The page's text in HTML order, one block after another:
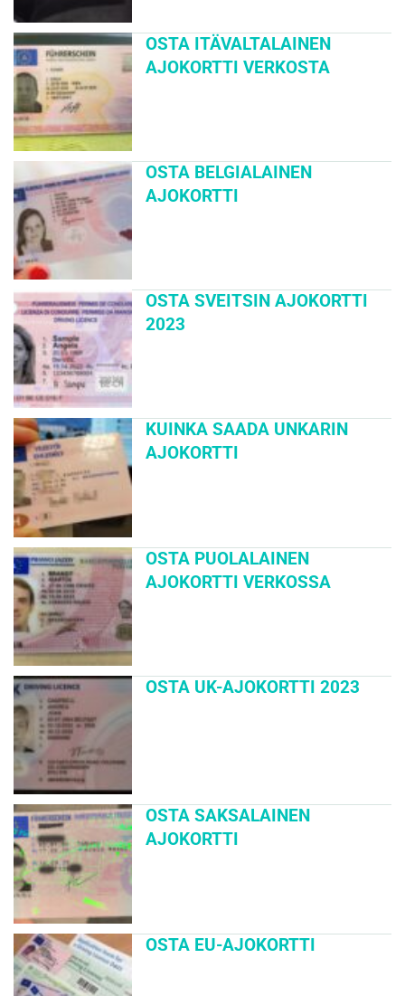
OSTA ITÄVALTALAINEN
AJOKORTTI VERKOSTA
OSTA BELGIALAINEN
AJOKORTTI
OSTA SVEITSIN AJOKORTTI
2023
KUINKA SAADA UNKARIN
AJOKORTTI
OSTA PUOLALAINEN
AJOKORTTI VERKOSSA
OSTA UK-AJOKORTTI 2023
OSTA SAKSALAINEN
AJOKORTTI
OSTA EU-AJOKORTTI